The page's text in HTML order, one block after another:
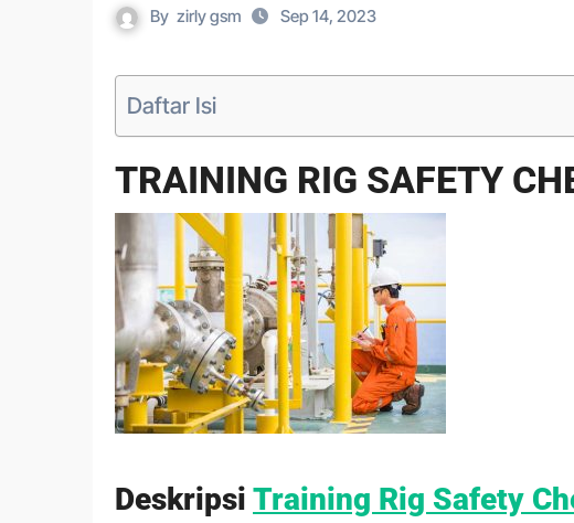
By zirly gsm Sep 14, 2023
Daftar Isi
TRAINING RIG SAFETY
Deskripsi Training Rig Safety